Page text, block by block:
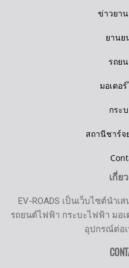
ข่าวยา
ยานย
รถย
มอเตอ
กระ
สถานีชาร์
เกี่ย
EV-ROADS เป็นเว็บไซต์นำ
รถยนต์ไฟฟ้า กระบะไฟฟ้า มอ
อุปกรณ์ต่อ